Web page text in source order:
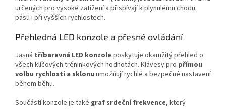
určených pro vysoké zatížení a přispívají k plynulému chodu
pásu i při vyšších rychlostech.
Přehledná LED konzole a přesné ovládání
Jasná tříbarevná LED konzole poskytuje okamžitý přehled o
všech klíčových tréninkových hodnotách. Klávesy pro přímou
volbu rychlosti a sklonu umožňují rychlé a bezpečné nastavení
během běhu.
Součástí konzole je také graf srdeční frekvence, který